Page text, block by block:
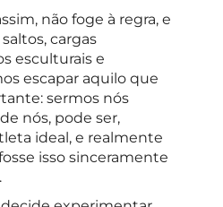
não foge à regra, e
cargas
esculturais e
escapar aquilo que
sermos nós
nós, pode ser,
ideal, e realmente
isso sinceramente